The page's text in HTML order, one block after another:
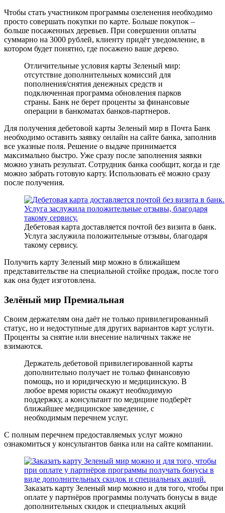
Чтобы стать участником программы озеленения необходимо
просто совершать покупки по карте. Больше покупок –
больше посаженных деревьев. При совершении оплаты
суммарно на 3000 рублей, клиенту придёт уведомление, в
котором будет понятно, где посажено ваше дерево.
Отличительные условия карты Зеленый мир:
отсутствие дополнительных комиссий для
пополнения/снятия денежных средств и
подключенная программа обновления парков
страны. Банк не берет проценты за финансовые
операции в банкоматах банков-партнеров.
Для получения дебетовой карты Зеленый мир в Почта Банк
необходимо оставить заявку онлайн на сайте банка, заполнив
все указные поля. Решение о выдаче принимается
максимально быстро. Уже сразу после заполнения заявки
можно узнать результат. Сотрудник банка сообщит, когда и где
можно забрать готовую карту. Использовать её можно сразу
после получения.
Дебетовая карта доставляется почтой без визита в банк.
Услуга заслужила положительные отзывы, благодаря
такому сервису.
Получить карту Зеленый мир можно в ближайшем
представительстве на специальной стойке продаж, после того
как она будет изготовлена.
Зелёный мир Премиальная
Своим держателям она даёт не только привилегированный
статус, но и недоступные для других вариантов карт услуги.
Проценты за снятие или внесение наличных также не
взимаются.
Держатель дебетовой привилегированной карты
дополнительно получает не только финансовую
помощь, но и юридическую и медицинскую. В
любое время юристы окажут необходимую
поддержку, а консультант по медицине подберёт
ближайшее медицинское заведение, с
необходимым перечнем услуг.
С полным перечнем предоставляемых услуг можно
ознакомиться у консультантов банка или на сайте компании.
Заказать карту Зеленый мир можно и для того, чтобы при
оплате у партнёров программы получать бонусы в виде
дополнительных скидок и специальных акций